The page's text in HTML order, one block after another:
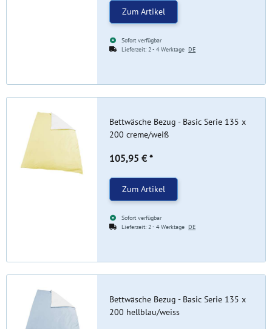
Zum Artikel
Sofort verfügbar
Lieferzeit:2 - 4 WerktageDE
Bettwäsche Bezug - Basic Serie 135 x
200 creme/weiß
105,95 € *
Zum Artikel
Sofort verfügbar
Lieferzeit:2 - 4 WerktageDE
Bettwäsche Bezug - Basic Serie 135 x
200 hellblau/weiss